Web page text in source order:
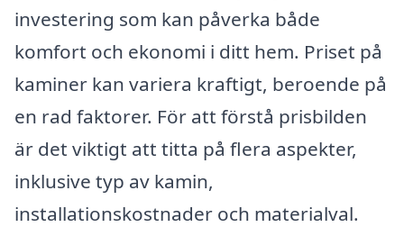
investering som kan påverka både
komfort och ekonomi i ditt hem. Priset på
kaminer kan variera kraftigt, beroende på
en rad faktorer. För att förstå prisbilden
är det viktigt att titta på flera aspekter,
inklusive typ av kamin,
installationskostnader och materialval.